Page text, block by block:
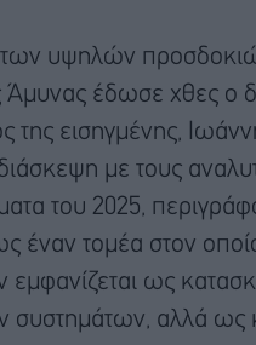
των υψηλών
Άμυνας έδωσε χθες ο
της εισηγμένης,
με τους
του 2025,
έναν τομέα στον
εμφανίζεται ως
συστημάτων, αλλά ως